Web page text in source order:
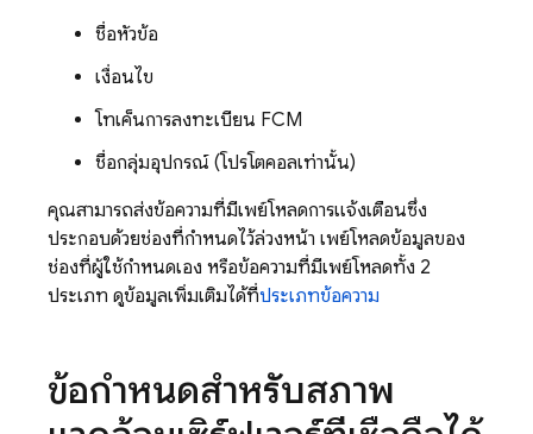
ชื่อหัวข้อ
เงื่อนไข
โทเค็นการลงทะเบียน FCM
ชื่อกลุ่มอุปกรณ์ (โปรโตคอลเท่านั้น)
คุณสามารถส่งข้อความที่มีเพย์โหลดการแจ้งเตือนซึ่ง
ประกอบด้วยช่องที่กำหนดไว้ล่วงหน้า เพย์โหลดข้อมูลของ
ช่องที่ผู้ใช้กำหนดเอง หรือข้อความที่มีเพย์โหลดทั้ง 2
ประเภท ดูข้อมูลเพิ่มเติมได้ที่ประเภทข้อความ
ข้อกำหนดสำหรับสภาพ